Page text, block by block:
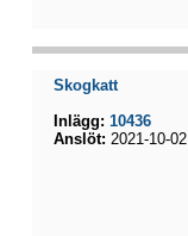
Skogkatt
Inlägg: 10436
Anslöt: 2021-10-02